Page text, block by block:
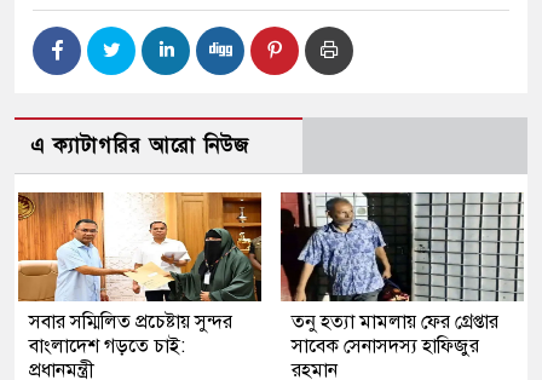
এ ক্যাটাগরির আরো নিউজ
সবার সম্মিলিত প্রচেষ্টায় সুন্দর
বাংলাদেশ গড়তে চাই:
প্রধানমন্ত্রী
তনু হত্যা মামলায় ফের গ্রেপ্তার
সাবেক সেনাসদস্য হাফিজুর
রহমান